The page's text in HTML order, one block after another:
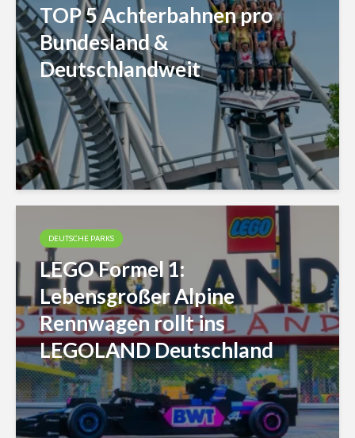
TOP 5 Achterbahnen pro
Bundesland &
Deutschlandweit
DEUTSCHE PARKS
LEGO Formel 1:
Lebensgroßer Alpine
Rennwagen rollt ins
LEGOLAND Deutschland